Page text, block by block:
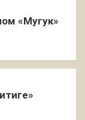
«Мугук»